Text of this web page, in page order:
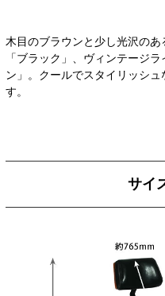
木目のブラウンと少し光沢の
「ブラック」、ヴィンテージ
ン」。クールでスタイリッシ
す。
サイ